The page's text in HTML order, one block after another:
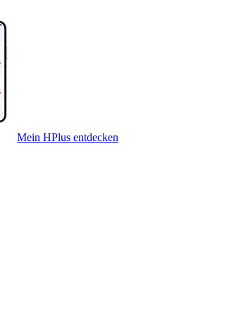
Mein HPlus entdecken